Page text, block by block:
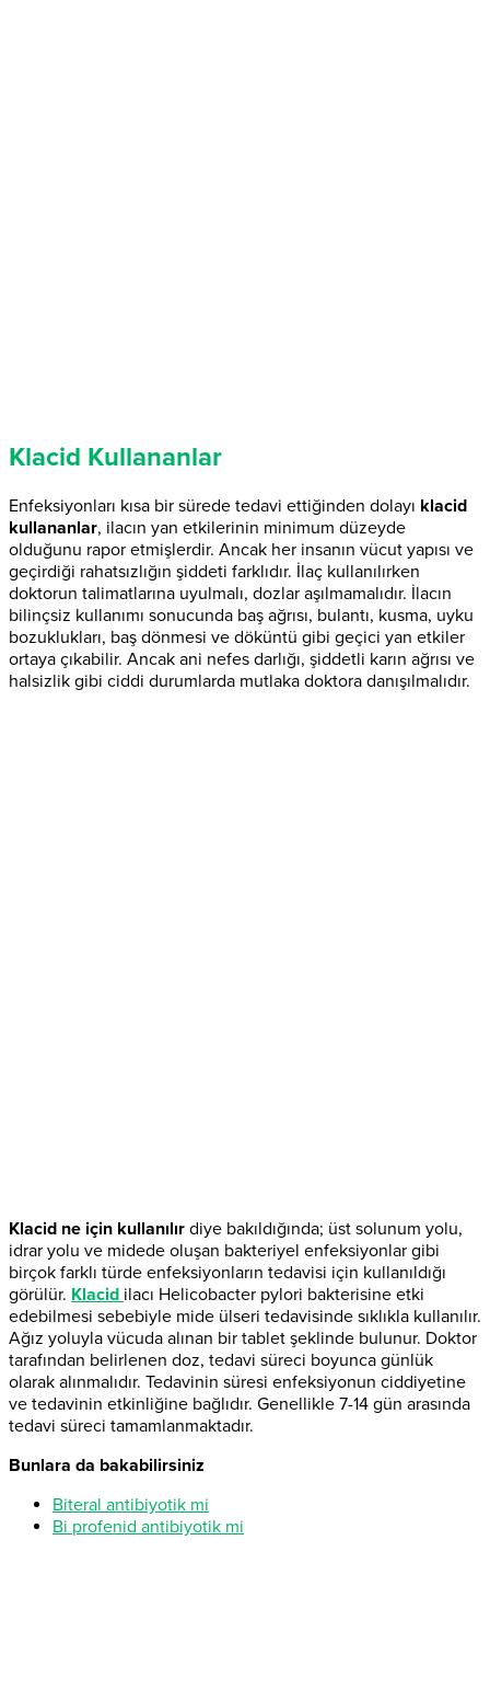
Klacid Kullananlar
Enfeksiyonları kısa bir sürede tedavi ettiğinden dolayı klacid
kullananlar, ilacın yan etkilerinin minimum düzeyde
olduğunu rapor etmişlerdir. Ancak her insanın vücut yapısı ve
geçirdiği rahatsızlığın şiddeti farklıdır. İlaç kullanılırken
doktorun talimatlarına uyulmalı, dozlar aşılmamalıdır. İlacın
bilinçsiz kullanımı sonucunda baş ağrısı, bulantı, kusma, uyku
bozuklukları, baş dönmesi ve döküntü gibi geçici yan etkiler
ortaya çıkabilir. Ancak ani nefes darlığı, şiddetli karın ağrısı ve
halsizlik gibi ciddi durumlarda mutlaka doktora danışılmalıdır.
Klacid ne için kullanılır diye bakıldığında; üst solunum yolu,
idrar yolu ve midede oluşan bakteriyel enfeksiyonlar gibi
birçok farklı türde enfeksiyonların tedavisi için kullanıldığı
görülür. Klacid ilacı Helicobacter pylori bakterisine etki
edebilmesi sebebiyle mide ülseri tedavisinde sıklıkla kullanılır.
Ağız yoluyla vücuda alınan bir tablet şeklinde bulunur. Doktor
tarafından belirlenen doz, tedavi süreci boyunca günlük
olarak alınmalıdır. Tedavinin süresi enfeksiyonun ciddiyetine
ve tedavinin etkinliğine bağlıdır. Genellikle 7-14 gün arasında
tedavi süreci tamamlanmaktadır.
Bunlara da bakabilirsiniz
Biteral antibiyotik mi
Bi profenid antibiyotik mi